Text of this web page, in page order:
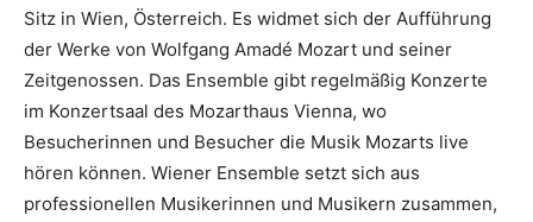
Sitz in Wien, Österreich. Es widmet sich der Aufführung
der Werke von Wolfgang Amadé Mozart und seiner
Zeitgenossen. Das Ensemble gibt regelmäßig Konzerte
im Konzertsaal des Mozarthaus Vienna, wo
Besucherinnen und Besucher die Musik Mozarts live
hören können. Wiener Ensemble setzt sich aus
professionellen Musikerinnen und Musikern zusammen,